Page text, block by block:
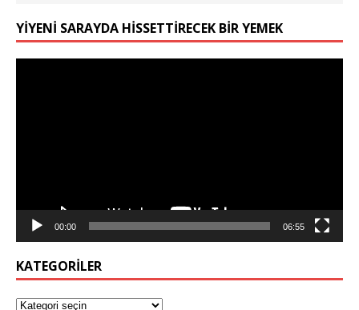
YIYENI SARAYDA HISSETTIRECEK BIR YEMEK
00:00 06:55
KATEGORILER